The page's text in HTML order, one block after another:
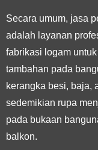
Secara umum, jasa
adalah layanan
fabrikasi logam
tambahan pada
kerangka besi, baja,
sedemikian rupa
pada bukaan
balkon.